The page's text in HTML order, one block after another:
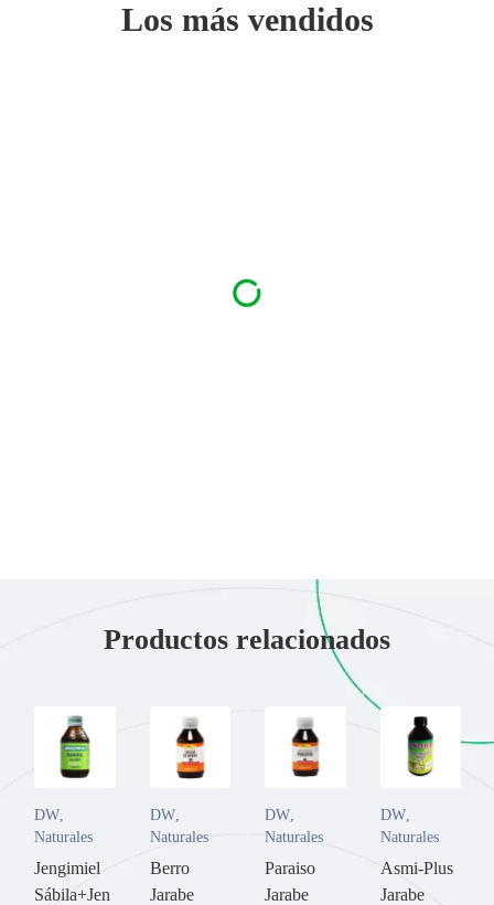
Los más vendidos
Productos relacionados
DW
Naturales
Jengimiel
Sábila+Jen
DW,
Naturales
Berro
Jarabe
DW
Naturales
Paraiso
Jarabe
DW,
Naturales
Asmi-Plus
Jarabe